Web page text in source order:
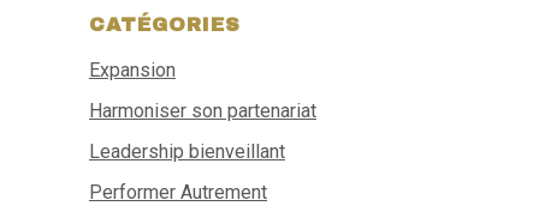
CATÉGORIES
Expansion
Harmoniser son partenariat
Leadership bienveillant
Performer Autrement